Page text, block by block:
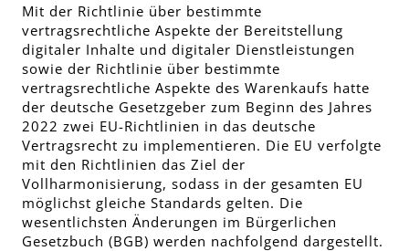
Mit der Richtlinie über bestimmte
vertragsrechtliche Aspekte der Bereitstellung
digitaler Inhalte und digitaler Dienstleistungen
sowie der Richtlinie über bestimmte
vertragsrechtliche Aspekte des Warenkaufs hatte
der deutsche Gesetzgeber zum Beginn des Jahres
2022 zwei EU-Richtlinien in das deutsche
Vertragsrecht zu implementieren. Die EU verfolgte
mit den Richtlinien das Ziel der
Vollharmonisierung, sodass in der gesamten EU
möglichst gleiche Standards gelten. Die
wesentlichsten Änderungen im Bürgerlichen
Gesetzbuch (BGB) werden nachfolgend dargestellt.